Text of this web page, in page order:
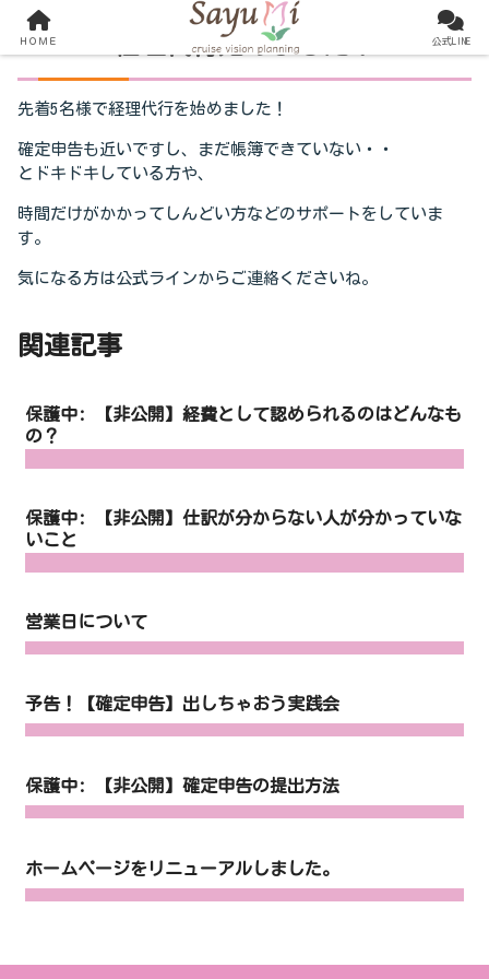
経理代行始めました！
先着5名様で経理代行を始めました！
確定申告も近いですし、まだ帳簿できていない・・
とドキドキしている方や、
時間だけがかかってしんどい方などのサポートをしていま
す。
気になる方は公式ラインからご連絡くださいね。
関連記事
保護中: 【非公開】経費として認められるのはどんなも
の？
保護中: 【非公開】仕訳が分からない人が分かっていな
いこと
営業日について
予告！【確定申告】出しちゃおう実践会
保護中: 【非公開】確定申告の提出方法
ホームページをリニューアルしました。
ＨＯＭＥ 公式LINE